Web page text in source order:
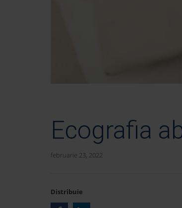
Ecografia
februarie 23, 2022
Distribuie